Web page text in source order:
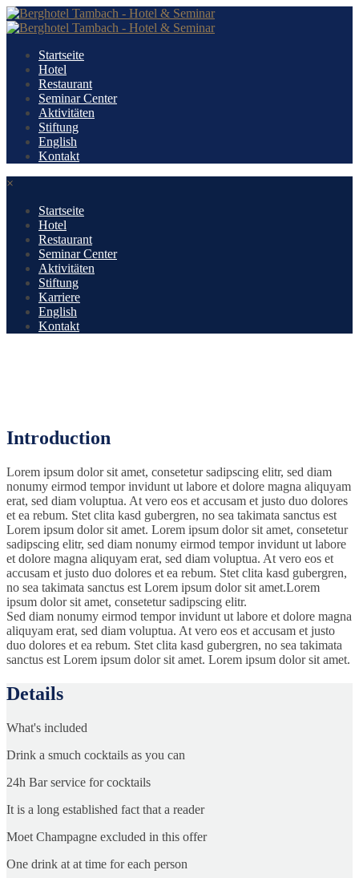
Startseite
Hotel
Restaurant
Seminar Center
Aktivitäten
Stiftung
English
Kontakt
×
Startseite
Hotel
Restaurant
Seminar Center
Aktivitäten
Stiftung
Karriere
English
Kontakt
Introduction
Lorem ipsum dolor sit amet, consetetur sadipscing elitr, sed diam
nonumy eirmod tempor invidunt ut labore et dolore magna aliquyam
erat, sed diam voluptua. At vero eos et accusam et justo duo dolores
et ea rebum. Stet clita kasd gubergren, no sea takimata sanctus est
Lorem ipsum dolor sit amet. Lorem ipsum dolor sit amet, consetetur
sadipscing elitr, sed diam nonumy eirmod tempor invidunt ut labore
et dolore magna aliquyam erat, sed diam voluptua. At vero eos et
accusam et justo duo dolores et ea rebum. Stet clita kasd gubergren,
no sea takimata sanctus est Lorem ipsum dolor sit amet.Lorem
ipsum dolor sit amet, consetetur sadipscing elitr.
Sed diam nonumy eirmod tempor invidunt ut labore et dolore magna
aliquyam erat, sed diam voluptua. At vero eos et accusam et justo
duo dolores et ea rebum. Stet clita kasd gubergren, no sea takimata
sanctus est Lorem ipsum dolor sit amet. Lorem ipsum dolor sit amet.
Details
What's included
Drink a smuch cocktails as you can
24h Bar service for cocktails
It is a long established fact that a reader
Moet Champagne excluded in this offer
One drink at at time for each person